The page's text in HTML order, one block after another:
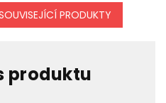
PRODUKTY
produktu